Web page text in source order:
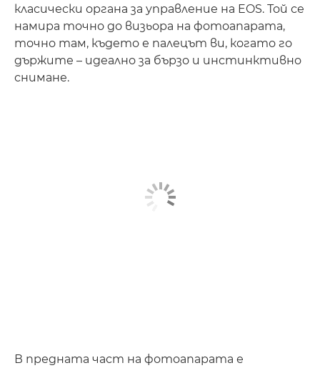
класически органа за управление на EOS. Той се
намира точно до визьора на фотоапарата,
точно там, където е палецът ви, когато го
държите – идеално за бързо и инстинктивно
снимане.
В предната част на фотоапарата е